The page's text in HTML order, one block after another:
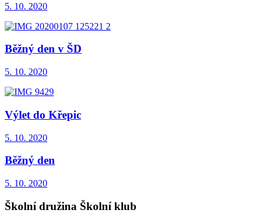
5. 10. 2020
Běžný den v ŠD
5. 10. 2020
Výlet do Křepic
5. 10. 2020
Běžný den
5. 10. 2020
Školní družina Školní klub